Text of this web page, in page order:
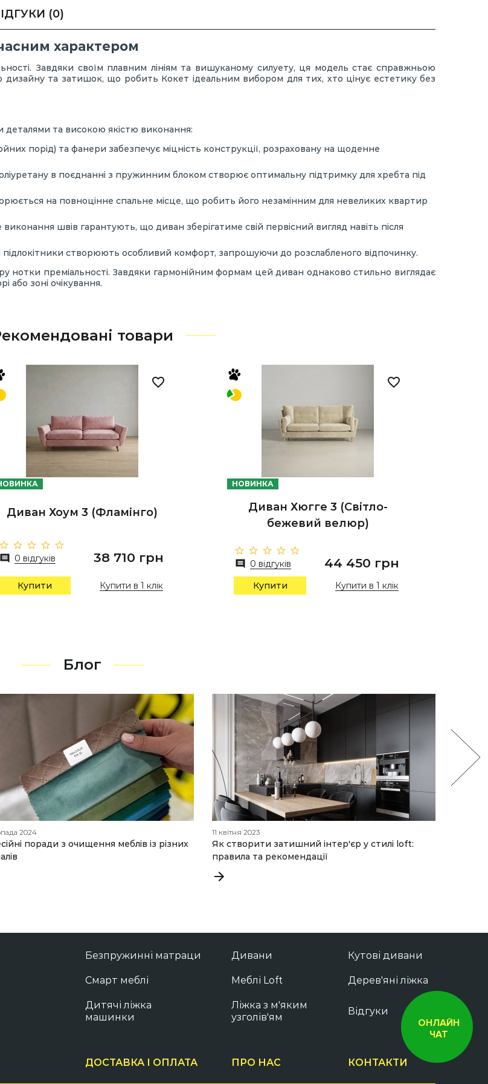
(0)
характером
Завдяки своїм плавним лініям та вишуканому силуету, ця модель стає справжньою
дизайну та затишок, що робить Кокет ідеальним вибором для тих, хто цінує естетику без
деталями та високою якістю виконання:
порід) та фанери забезпечує міцність конструкції, розраховану на щоденне
в поєднанні з пружинним блоком створює оптимальну підтримку для хребта під
на повноцінне спальне місце, що робить його незамінним для невеликих квартир
виконання швів гарантують, що диван зберігатиме свій первісний вигляд навіть після
підлокітники створюють особливий комфорт, запрошуючи до розслабленого відпочинку.
нотки преміальності. Завдяки гармонійним формам цей диван однаково стильно виглядає
або зоні очікування.
товари
Диван Хоум 3 (Фламінго)
0 відгуків 38 710 грн
Купити Купити в 1 клік
НОВИНКА
Диван Хюгге 3 (Світло-
бежевий велюр)
0 відгуків 44 450 грн
Купити Купити в 1 клік
Блог
2024
поради з очищення меблів із різних
11 квітня 2023
Як створити затишний інтер'єр у стилі loft:
правила та рекомендації
Безпружинні матраци Дивани Кутові дивани
Смарт меблі Меблі Loft Дерев'яні ліжка
Дитячі ліжка
машинки
Ліжка з м'яким
узголів'ям
Відгуки
ДОСТАВКА І ОПЛАТА ПРО НАС КОНТАКТИ
ОНЛАЙН
ЧАТ